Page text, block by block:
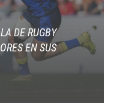
DE RUGBY
EN SUS